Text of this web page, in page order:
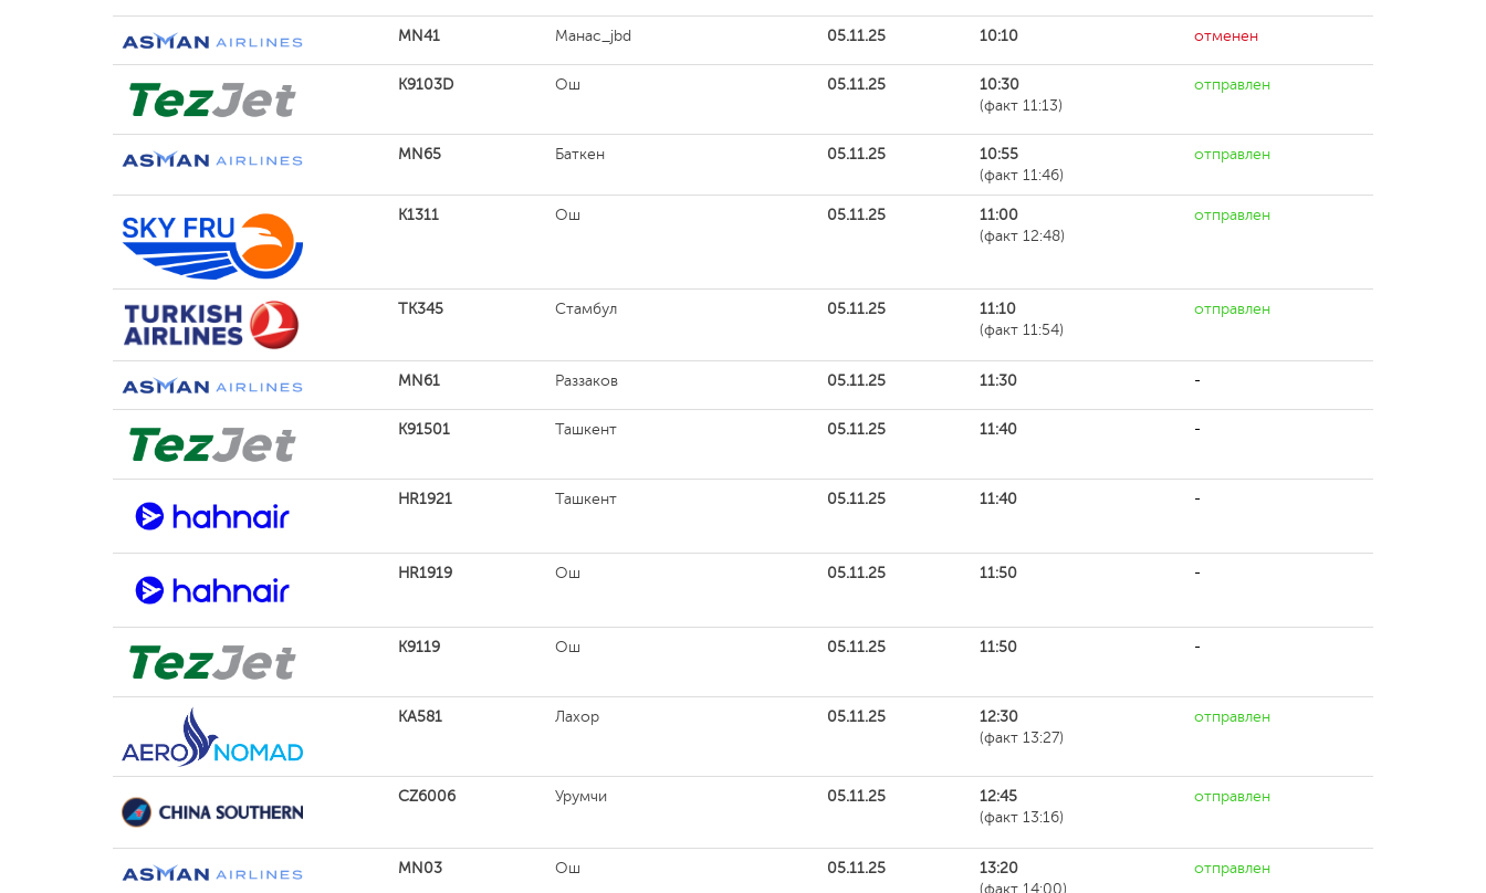
MN41 Манас_jbd 05.11.25 10:10 отменен
K9103D Ош 05.11.25
10:30
(факт 11:13)
отправлен
MN65 Баткен 05.11.25
10:55
(факт 11:46)
отправлен
K1311 Ош 05.11.25
11:00
(факт 12:48)
отправлен
TK345 Стамбул 05.11.25
11:10
(факт 11:54)
отправлен
MN61 Раззаков 05.11.25 11:30 -
K91501 Ташкент 05.11.25 11:40 -
HR1921 Ташкент 05.11.25 11:40 -
HR1919 Ош 05.11.25 11:50 -
K9119 Ош 05.11.25 11:50 -
KA581 Лахор 05.11.25
12:30
(факт 13:27)
отправлен
CZ6006 Урумчи 05.11.25
12:45
(факт 13:16)
отправлен
MN03 Ош 05.11.25
13:20
(факт 14:00)
отправлен